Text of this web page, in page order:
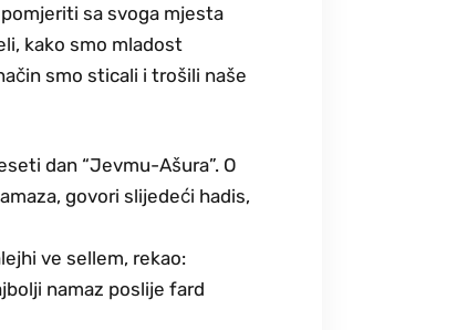
sa svoga mjesta
kako smo mladost
smo sticali i trošili naše
dan “Jevmu-Ašura”. O
govori slijedeći hadis,
ve sellem, rekao:
namaz poslije fard